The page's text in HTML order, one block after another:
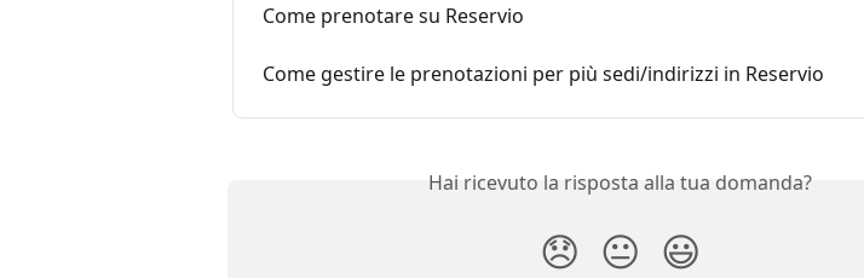
Come prenotare su Reservio
Come gestire le prenotazioni per più sedi/indirizzi in Reservio
Hai ricevuto la risposta alla tua domanda?
😞 😐 😃